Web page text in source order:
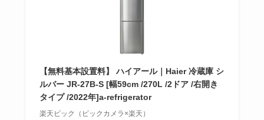
【無料基本設置料】 ハイアール｜Haier 冷蔵庫 シ
ルバー JR-27B-S [幅59cm /270L /2ドア /右開き
タイプ /2022年]a-refrigerator
楽天ビック（ビックカメラ×楽天）